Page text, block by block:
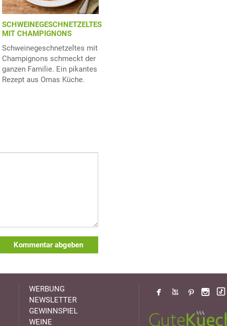
SCHWEINEGESCHNETZELTES
MIT CHAMPIGNONS
Schweinegeschnetzeltes mit
Champignons schmeckt der
ganzen Familie. Ein pikantes
Rezept aus Omas Küche.
Kommentar abgeben
WERBUNG
NEWSLETTER
GEWINNSPIEL
WEINE